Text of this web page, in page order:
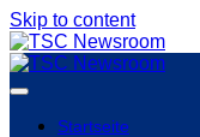
Skip to content
Startseite